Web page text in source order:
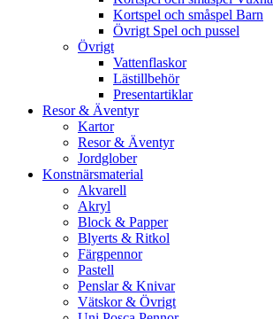
Kortspel och småspel Barn
Övrigt Spel och pussel
Övrigt
Vattenflaskor
Lästillbehör
Presentartiklar
Resor & Äventyr
Kartor
Resor & Äventyr
Jordglober
Konstnärsmaterial
Akvarell
Akryl
Block & Papper
Blyerts & Ritkol
Färgpennor
Pastell
Penslar & Knivar
Vätskor & Övrigt